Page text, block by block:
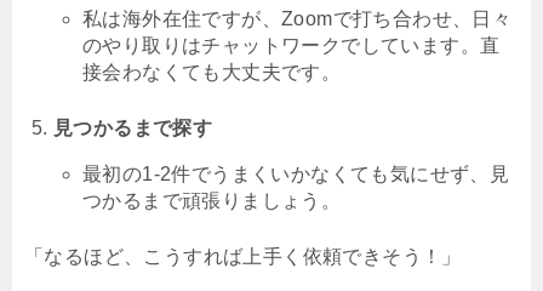
私は海外在住ですが、Zoomで打ち合わせ、日々
のやり取りはチャットワークでしています。直
接会わなくても大丈夫です。
見つかるまで探す
最初の1-2件でうまくいかなくても気にせず、見
つかるまで頑張りましょう。
「なるほど、こうすれば上手く依頼できそう！」